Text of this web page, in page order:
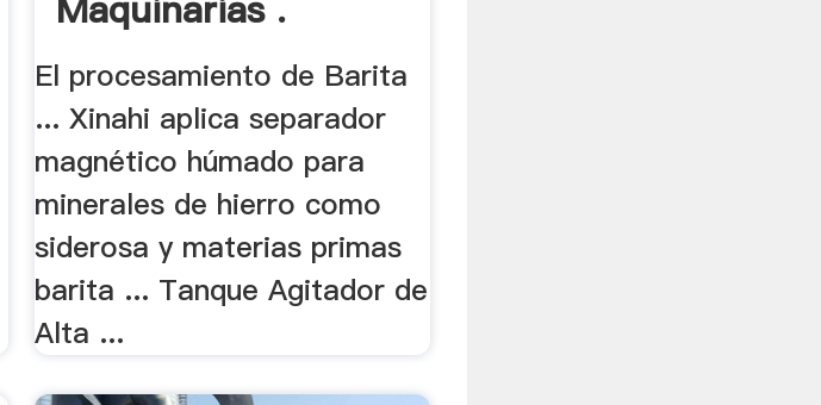
El procesamiento de Barita
... Xinahi aplica separador
magnético húmado para
minerales de hierro como
siderosa y materias primas
barita ... Tanque Agitador de
Alta ...